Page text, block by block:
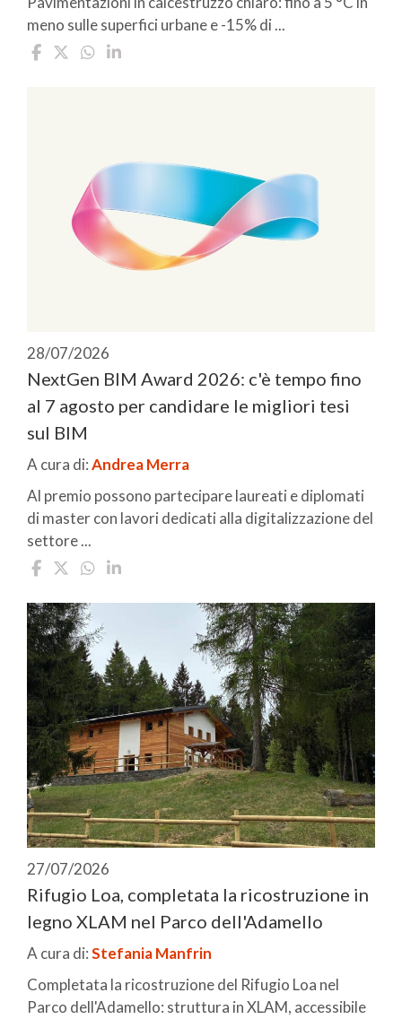
meno sulle superfici urbane e -15% di ...
28/07/2026
NextGen BIM Award 2026: c'è tempo fino
al 7 agosto per candidare le migliori tesi
sul BIM
A cura di:Andrea Merra
Al premio possono partecipare laureati e diplomati
di master con lavori dedicati alla digitalizzazione del
settore ...
27/07/2026
Rifugio Loa, completata la ricostruzione in
legno XLAM nel Parco dell'Adamello
A cura di:Stefania Manfrin
Completata la ricostruzione del Rifugio Loa nel
Parco dell'Adamello: struttura in XLAM, accessibile